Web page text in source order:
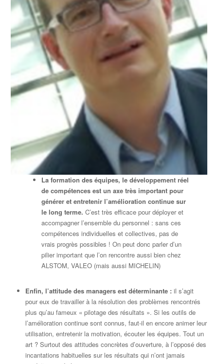
La formation des équipes, le développement réel
de compétences est un axe très important pour
générer et entretenir l’amélioration continue sur
le long terme. C’est très efficace pour déployer et
accompagner l’ensemble du personnel : sans ces
compétences individuelles et collectives, pas de
vrais progrès possibles ! On peut donc parler d’un
pilier important que l’on rencontre aussi bien chez
ALSTOM, VALEO (mais aussi MICHELIN)
Enfin, l’attitude des managers est déterminante : il s’agit
pour eux de travailler à la résolution des problèmes rencontrés
plus qu’au fameux « pilotage des résultats ». Si les outils de
l’amélioration continue sont connus, faut-il en encore animer leur
utilisation, entretenir la motivation, écouter les équipes. Tout un
art ? Surtout des attitudes concrètes d’ouverture, à l’opposé des
incantations habituelles sur les résultats qui n’ont jamais